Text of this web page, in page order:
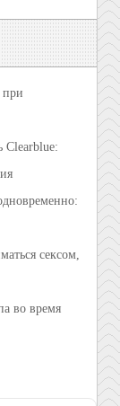
при
Clearblue:
сексом,
во время